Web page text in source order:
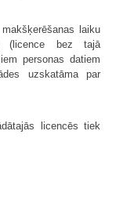
laiku
(licence bez tajā
personas datiem
uzskatāma par
licencēs tiek